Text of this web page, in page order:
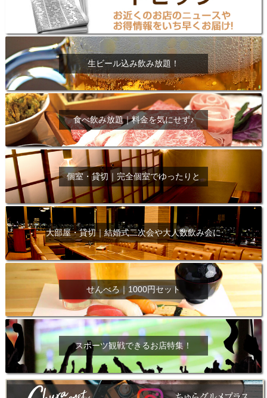
生ビール込み飲み放題！
食べ飲み放題｜料金を気にせず♪
個室・貸切｜完全個室でゆったりと
大部屋・貸切｜結婚式二次会や大人数飲み会に
せんべろ｜1000円セット
スポーツ観戦できるお店特集！